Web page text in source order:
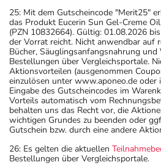
25: Mit dem Gutscheincode "Merit25"
das Produkt Eucerin Sun Gel-Creme
(PZN 10832664). Gültig: 01.08.2026
der Vorrat reicht. Nicht anwendbar auf
Bücher, Säuglingsanfangsnahrung
Bestellungen über Vergleichsportale.
Aktionsvorteilen (ausgenommen
einzulösen unter www.aponeo.de oder
Eingabe des Gutscheincodes im
Vorteils automatisch vom
behalten uns das Recht vor, die
wichtigen Grundes zu beenden oder
Gutschein bzw. durch eine andere
26: Es gelten die aktuellen
Bestellungen über Vergleichsportale.